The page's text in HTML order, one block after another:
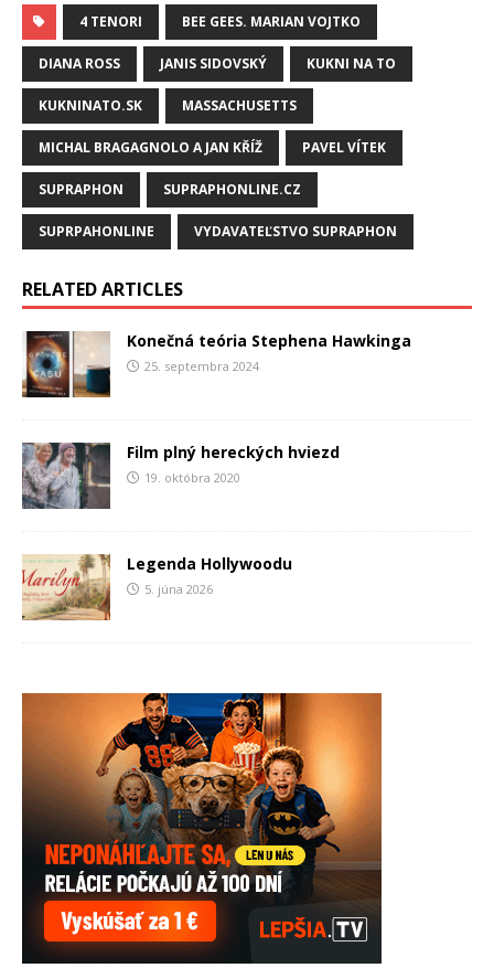
4 TENORI BEE GEES. MARIAN VOJTKO
DIANA ROSS JANIS SIDOVSKÝ KUKNI NA TO
KUKNINATO.SK MASSACHUSETTS
MICHAL BRAGAGNOLO A JAN KŘÍŽ PAVEL VÍTEK
SUPRAPHON SUPRAPHONLINE.CZ
SUPRPAHONLINE VYDAVATEĽSTVO SUPRAPHON
RELATED ARTICLES
Konečná teória Stephena Hawkinga
25. septembra 2024
Film plný hereckých hviezd
19. októbra 2020
Legenda Hollywoodu
5. júna 2026